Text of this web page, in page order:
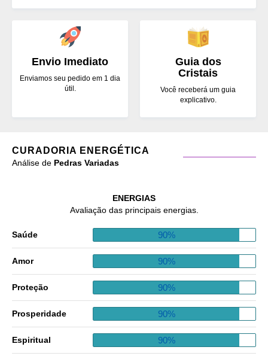
Envio Imediato
Enviamos seu pedido em 1 dia
útil.
Guia dos
Cristais
Você receberá um guia
explicativo.
CURADORIA ENERGÉTICA
Análise de Pedras Variadas
ENERGIAS
Avaliação das principais energias.
Saúde 90%
Amor 90%
Proteção 90%
Prosperidade 90%
Espiritual 90%